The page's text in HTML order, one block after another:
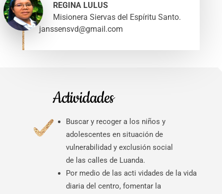
REGINA LULUS
Misionera Siervas del Espíritu Santo.
janssensvd@gmail.com
Actividades
Buscar y recoger a los niños y
adolescentes en situación de
vulnerabilidad y exclusión social
de las calles de Luanda.
Por medio de las acti vidades de la vida
diaria del centro, fomentar la